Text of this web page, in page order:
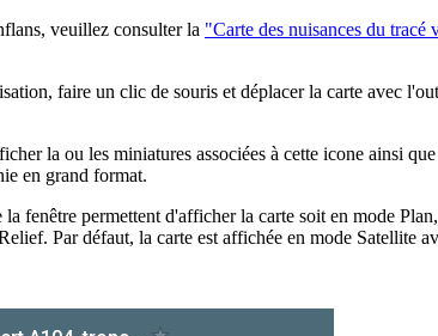
veuillez consulter la "Carte des nuisances du tracé
faire un clic de souris et déplacer la carte avec
la ou les miniatures associées à cette icone ainsi
en grand format.
fenêtre permettent d'afficher la carte soit en mode
Par défaut, la carte est affichée en mode Satellite